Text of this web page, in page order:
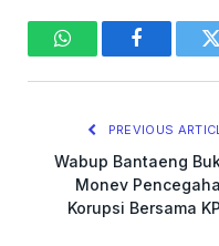
WhatsAppFacebook
PREVIOUS
Wabup Bantaeng
Monev
Korupsi Bersama